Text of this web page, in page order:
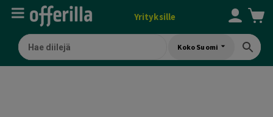
Yrityksille
Koko Suomi